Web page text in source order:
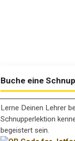
Buche eine
Lerne Deinen Lehrer
Schnupperlektion
begeistert sein.